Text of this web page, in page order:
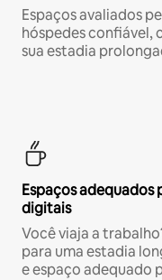
Espaços avaliados
hóspedes confiável,
sua estadia
Espaços
digitais
Você viaja a
para uma estadia
e espaço adequado